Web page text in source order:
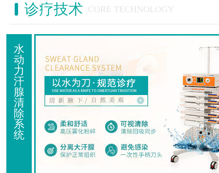
诊疗技术 CORE TECHNOLOGY
水
动
力
汗
腺
清
除
系
统